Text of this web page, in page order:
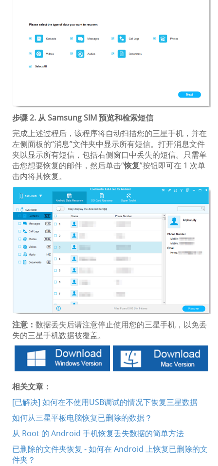
步骤 2. 从 Samsung SIM 预览和检索短信
完成上述过程后，该程序将自动扫描您的三星手机，并在
左侧面板的“消息”文件夹中显示所有短信。打开消息文件
夹以显示所有短信，包括右侧窗口中丢失的短信。只需单
击您想要恢复的邮件，然后单击“恢复”按钮即可在 1 次单
击内将其恢复。
注意： 数据丢失后请注意停止使用您的三星手机，以免丢
失的三星手机数据被覆盖。
相关文章：
[已解决] 如何在不使用USB调试的情况下恢复三星数据
如何从三星平板电脑恢复已删除的数据？
从 Root 的 Android 手机恢复丢失数据的简单方法
已删除的文件夹恢复 - 如何在 Android 上恢复已删除的文
件夹？